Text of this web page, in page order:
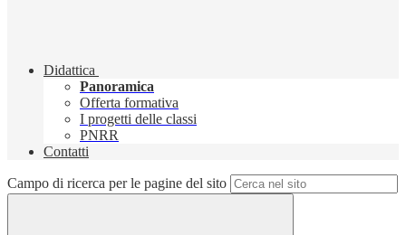
Didattica
Panoramica
Offerta formativa
I progetti delle classi
PNRR
Contatti
Campo di ricerca per le pagine del sito